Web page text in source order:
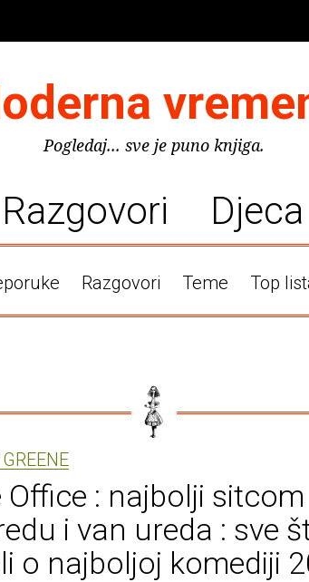
Pogledaj... sve je puno knjiga.
Razgovori Djeca
Razgovori Teme Top
Office : najbolji
i van ureda : sve
o najboljoj komediji